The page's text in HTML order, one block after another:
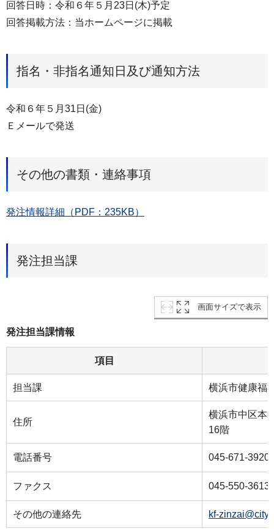
回答日時：令和６年５月23日(木)予定
回答掲載方法：当ホームページに掲載
指名・非指名通知日及び通知方法
令和６年５月31日(金)
Ｅメールで発送
その他の書類・連絡事項
発注情報詳細（PDF：235KB）
発注担当課
画面サイズで表示
発注担当課情報
項目
担当課 横浜市健康福
住所
横浜市中区本
16階
電話番号 045-671-3920
ファクス 045-550-3613
その他の連絡先 kf-